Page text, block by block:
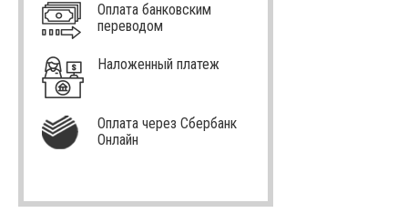
Оплата банковским
переводом
Наложенный платеж
Оплата через Сбербанк
Онлайн